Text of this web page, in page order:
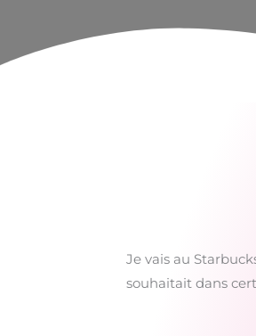
Je vais au
souhaitait dans